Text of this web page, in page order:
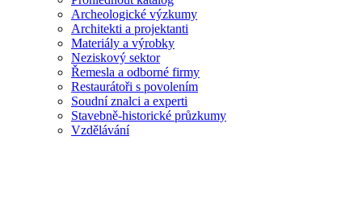
Archeologické výzkumy
Architekti a projektanti
Materiály a výrobky
Neziskový sektor
Řemesla a odborné firmy
Restaurátoři s povolením
Soudní znalci a experti
Stavebně-historické průzkumy
Vzdělávání